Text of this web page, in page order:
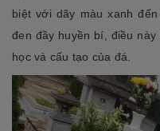
biệt với dãy màu xanh
đen đầy huyền bí, điều
học và cấu tạo của đá.